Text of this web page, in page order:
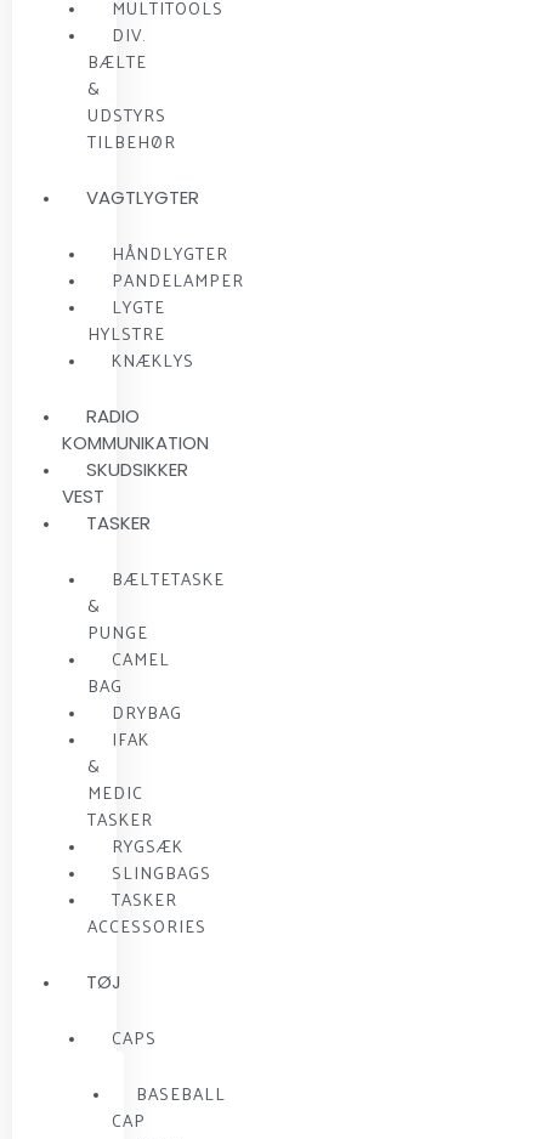
MULTITOOLS
DIV.
BÆLTE
&
UDSTYRS
TILBEHØR
VAGTLYGTER
HÅNDLYGTER
PANDELAMPER
LYGTE
HYLSTRE
KNÆKLYS
RADIO
KOMMUNIKATION
SKUDSIKKER
VEST
TASKER
BÆLTETASKE
&
PUNGE
CAMEL
BAG
DRYBAG
IFAK
&
MEDIC
TASKER
RYGSÆK
SLINGBAGS
TASKER
ACCESSORIES
TØJ
CAPS
BASEBALL
CAP